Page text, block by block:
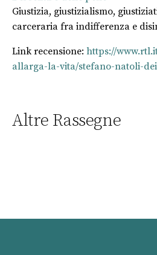
Giustizia, giustizialismo,
carceraria fra indifferenza e
Link recensione: https://
allarga-la-vita/stefano-natoli-
Altre Rassegne